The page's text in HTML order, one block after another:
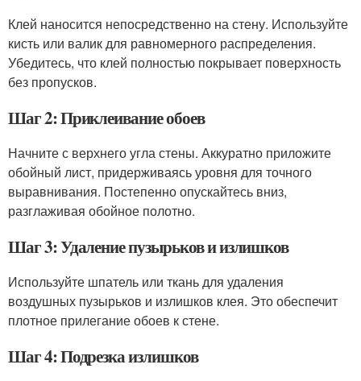
Клей наносится непосредственно на стену. Используйте
кисть или валик для равномерного распределения.
Убедитесь, что клей полностью покрывает поверхность
без пропусков.
Шаг 2: Приклеивание обоев
Начните с верхнего угла стены. Аккуратно приложите
обойный лист, придерживаясь уровня для точного
выравнивания. Постепенно опускайтесь вниз,
разглаживая обойное полотно.
Шаг 3: Удаление пузырьков и излишков
Используйте шпатель или ткань для удаления
воздушных пузырьков и излишков клея. Это обеспечит
плотное прилегание обоев к стене.
Шаг 4: Подрезка излишков